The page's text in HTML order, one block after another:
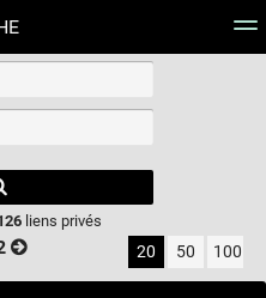
results.
liens privés
20 50 100